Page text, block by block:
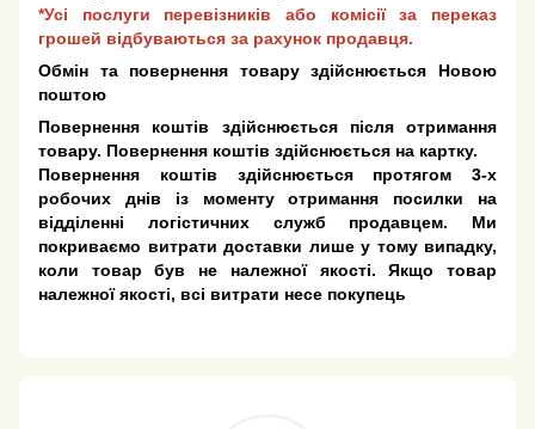
*Усі послуги перевізників або комісії за переказ
грошей відбуваються за рахунок продавця.
Обмін та повернення товару здійснюється Новою
поштою
Повернення коштів здійснюється після отримання
товару. Повернення коштів здійснюється на картку.
Повернення коштів здійснюється протягом 3-х
робочих днів із моменту отримання посилки на
відділенні логістичних служб продавцем. Ми
покриваємо витрати доставки лише у тому випадку,
коли товар був не належної якості. Якщо товар
належної якості, всі витрати несе покупець